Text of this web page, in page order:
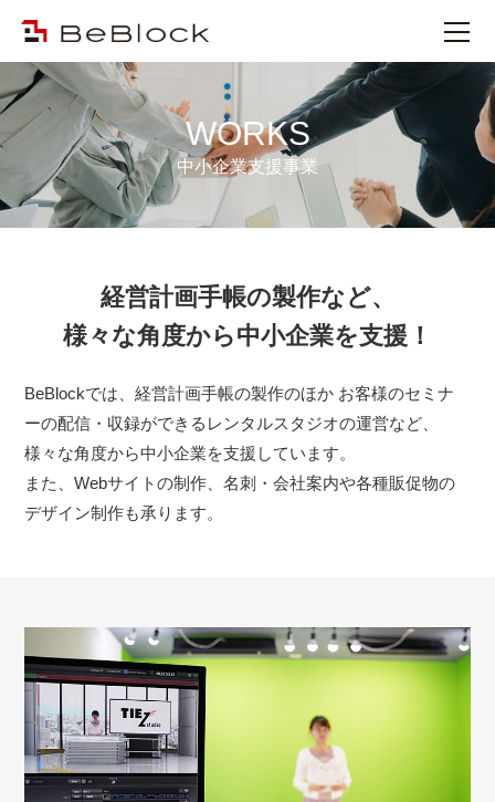
WORKS
中小企業支援事業
経営計画手帳の製作など、
様々な角度から中小企業を支援！
BeBlockでは、経営計画手帳の製作のほか お客様のセミナ
ーの配信・収録ができるレンタルスタジオの運営など、
様々な角度から中小企業を支援しています。
また、Webサイトの制作、名刺・会社案内や各種販促物の
デザイン制作も承ります。